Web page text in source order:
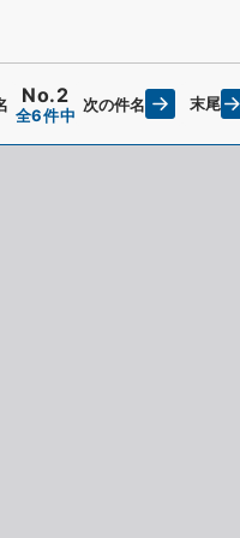
No.2
全6件中
次の件名 末尾